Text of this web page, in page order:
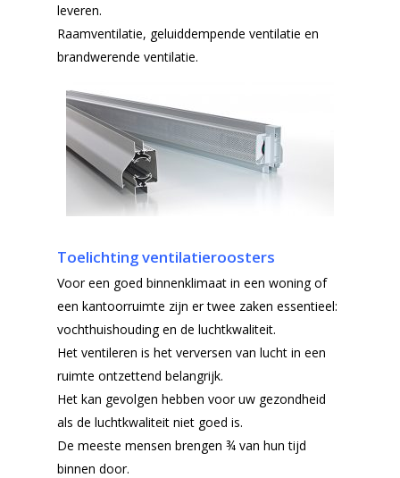
leveren.
Raamventilatie, geluiddempende ventilatie en
brandwerende ventilatie.
Toelichting ventilatieroosters
Voor een goed binnenklimaat in een woning of
een kantoorruimte zijn er twee zaken essentieel:
vochthuishouding en de luchtkwaliteit.
Het ventileren is het verversen van lucht in een
ruimte ontzettend belangrijk.
Het kan gevolgen hebben voor uw gezondheid
als de luchtkwaliteit niet goed is.
De meeste mensen brengen ¾ van hun tijd
binnen door.